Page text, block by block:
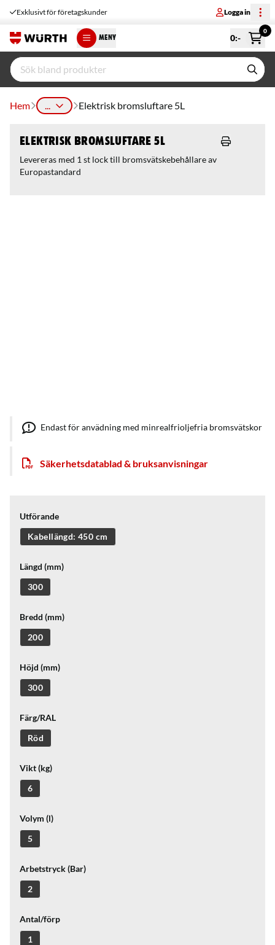
Exklusivt för företagskunder Logga in
MENY 0:-
0
Hem ... Elektrisk bromsluftare 5L
Elektrisk bromsluftare 5L
Levereras med 1 st lock till bromsvätskebehållare av
Europastandard
Endast för anvädning med minrealfrioljefria bromsvätskor
Säkerhetsdatablad & bruksanvisningar
Utförande
Kabellängd: 450 cm
Längd (mm)
300
Bredd (mm)
200
Höjd (mm)
300
Färg/RAL
Röd
Vikt (kg)
6
Volym (l)
5
Arbetstryck (Bar)
2
Antal/förp
1